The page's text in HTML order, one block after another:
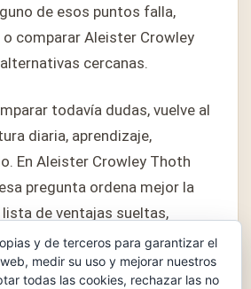
de esos puntos falla,
o comparar Aleister Crowley
cercanas.
todavía dudas, vuelve al
diaria, aprendizaje,
En Aleister Crowley Thoth
pregunta ordena mejor la
de ventajas sueltas,
pensar cómo usarás Aleister
cuando ya lo tengas en
y de terceros para garantizar el
medir su uso y mejorar nuestros
todas las cookies, rechazar las no